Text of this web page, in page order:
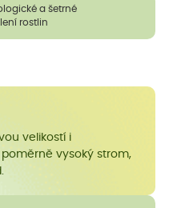
a šetrné
rostlin
velikostí i
vysoký strom,